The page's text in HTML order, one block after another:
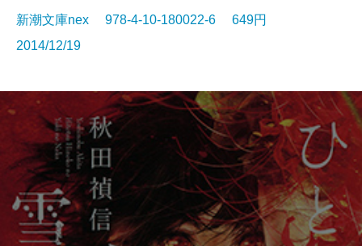
新潮文庫nex 978-4-10-180022-6 649円
2014/12/19